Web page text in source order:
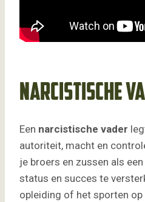
Narcistische
Een narcistische vader
autoriteit, macht en
je broers en zussen als
status en succes te
opleiding of het sporten op